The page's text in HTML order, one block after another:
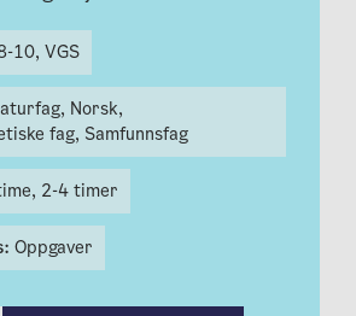
10, VGS
Norsk,
fag, Samfunnsfag
2-4 timer
Oppgaver